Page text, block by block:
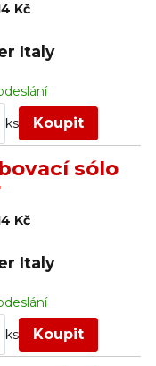
Kč
Italy
ks Koupit
sólo
Kč
Italy
ks Koupit